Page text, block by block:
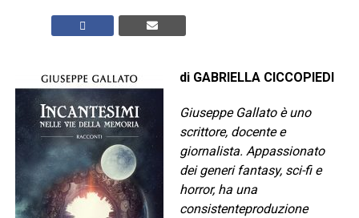
di GABRIELLA CICCOPIEDI
Giuseppe Gallatoè uno
scrittore, docente e
giornalista. Appassionato
dei generi fantasy, sci-fi e
horror, ha una
consistenteproduzione